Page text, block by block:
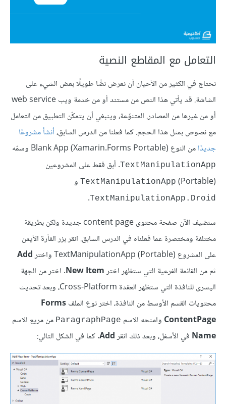
التعامل مع المقاطع النصية
نحتاج في الكثير من الأحيان أن نعرض نصًّا طويلًا بعض الشيء على
الشاشة. قد يأتي هذا النص من مستند أو من خدمة ويب web service
أو من غيرها من المصادر. المتنوّعة، وينبغي أن يتمكّن التطبيق من التعامل
مع نصوص بمثل هذا الحجم. كما فعلنا من الدرس السابق،أنشأ مشروعًا
جديدًامن النوع (Blank App (Xamarin.Forms Portable وسمّه
TextManipulationApp. أبق فقط على المشروعين
(
TextManipulationApp (Portable و
TextManipulationApp.Droid
.
سنضيف الآن صفحة محتوى content page جديدة ولكن بطريقة
مختلفة ومختصرة عما فعلناه في الدرس السابق. انقر بزر الفأرة الأيمن
على المشروع (TextManipulationApp (Portable واختر
Add
ثم من القائمة الفرعية التي ستظهر اخترNew Item. اختر من الجهة
اليسرى للنافذة التي ستظهر العقدة Cross-Platform، وبعد تحديث
محتويات القسم الأوسط من النافذة، اختر نوع الملفForms
ContentPage وامنحه الاسم ParagraphPage من مريع الاسم
Name في الأسفل، وبعد ذلك انقرAdd. كما في الشكل التالي: